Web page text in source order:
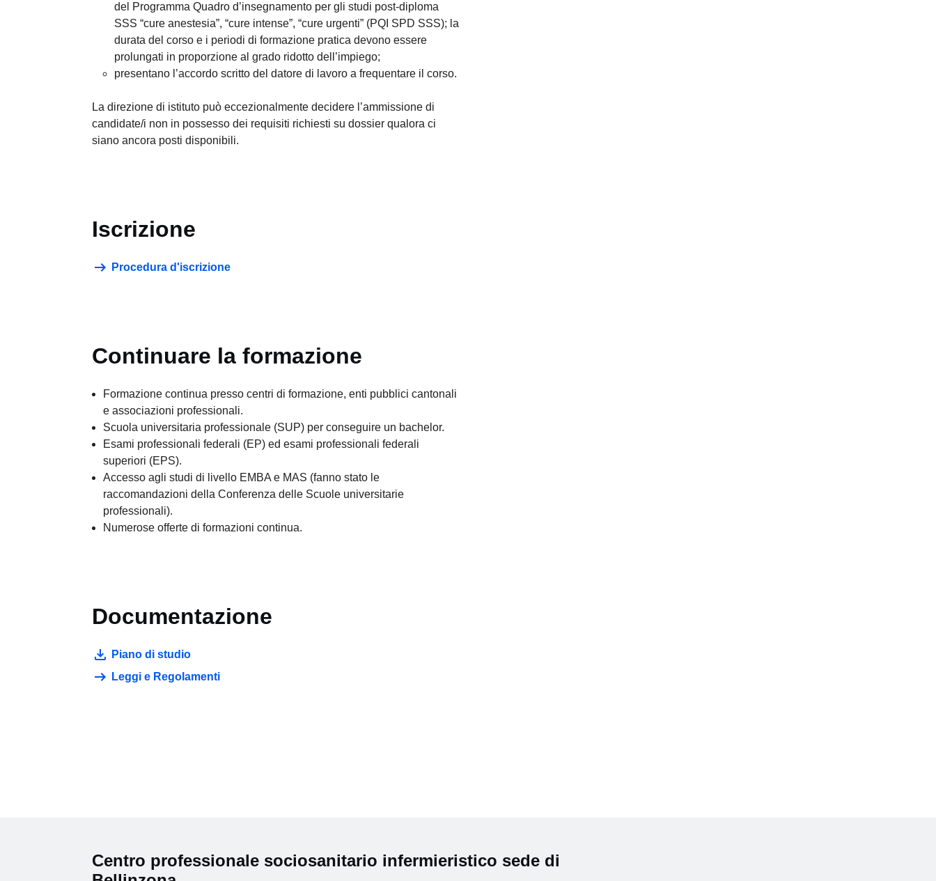
del Programma Quadro d’insegnamento per gli studi post-diploma
SSS “cure anestesia”, “cure intense”, “cure urgenti” (PQI SPD SSS); la
durata del corso e i periodi di formazione pratica devono essere
prolungati in proporzione al grado ridotto dell’impiego;
presentano l’accordo scritto del datore di lavoro a frequentare il corso.
La direzione di istituto può eccezionalmente decidere l’ammissione di
candidate/i non in possesso dei requisiti richiesti su dossier qualora ci
siano ancora posti disponibili.
Iscrizione
Procedura d'iscrizione
Continuare la formazione
Formazione continua presso centri di formazione, enti pubblici cantonali
e associazioni professionali.
Scuola universitaria professionale (SUP) per conseguire un bachelor.
Esami professionali federali (EP) ed esami professionali federali
superiori (EPS).
Accesso agli studi di livello EMBA e MAS (fanno stato le
raccomandazioni della Conferenza delle Scuole universitarie
professionali).
Numerose offerte di formazioni continua.
Documentazione
Piano di studio
Leggi e Regolamenti
Centro professionale sociosanitario infermieristico sede di